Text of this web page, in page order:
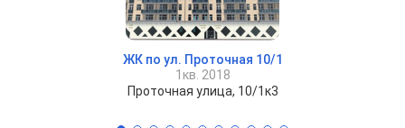
ЖК по ул. Проточная 10/1
1кв. 2018
Проточная улица, 10/1к3